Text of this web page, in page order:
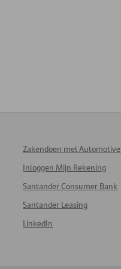
Zakendoen met Automotive
Inloggen Mijn Rekening
Santander Consumer Bank
Santander Leasing
LinkedIn